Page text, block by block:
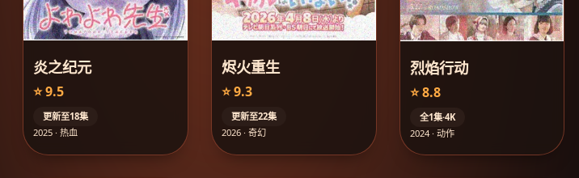
炎之纪元
⭐ 9.5
更新至18集
2025 · 热血
烬火重生
⭐ 9.3
更新至22集
2026 · 奇幻
烈焰行动
⭐ 8.8
全1集·4K
2024 · 动作